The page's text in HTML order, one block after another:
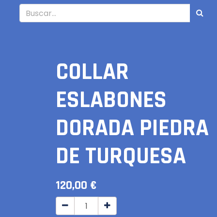
COLLAR
ESLABONES
DORADA PIEDRA
DE TURQUESA
120,00 €